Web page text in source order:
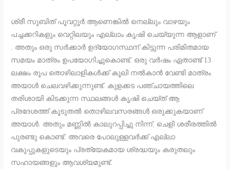
ശ്രീ സുബിത് പൂവറ്റൂർ ആണെങ്കിൽ നെല്ലും വാഴയും
പച്ചക്കറികളും വെറ്റിലയും എല്ലാം കൃഷി ചെയ്യുന്ന ആളാണ്
. അതും ഒരു സർക്കാർ ഉദ്യോഗസ്ഥന് കിട്ടുന്ന പരിമിതമായ
സമയം മാത്രം ഉപയോഗിച്ചുകൊണ്ട്. ഒരു വർഷം ഏതാണ്ട് 13
ലക്ഷം രൂപ തൊഴിലാളികൾക്ക് കൂലി നൽകാൻ വേണ്ടി മാത്രം
അയാൾ ചെലവഴിക്കുന്നുണ്ട്. കുളക്കട പഞ്ചായത്തിലെ
തരിശായി കിടക്കുന്ന സ്ഥലങ്ങൾ കൃഷി ചെയ്ത് ആ
പ്രദേശത്ത് കൂടുതൽ തൊഴിലവസരങ്ങൾ ഒരുക്കുകയാണ്
അയാൾ. അതും മണ്ണിൽ കാലുറപ്പിച്ചു നിന്ന്. ചെളി ശരീരത്തിൽ
പുരണ്ടു കൊണ്ട്. അവരെ പോലുള്ളവർക്ക് എല്ലാ
വകുപ്പുകളുടെയും പ്രത്യേകമായ ശ്രദ്ധയും കരുതലും
സഹായങ്ങളും ആവശ്യമുണ്ട്.